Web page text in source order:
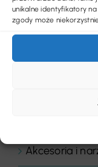
unikalne identyfikatory
zgody może
Akcesoria i